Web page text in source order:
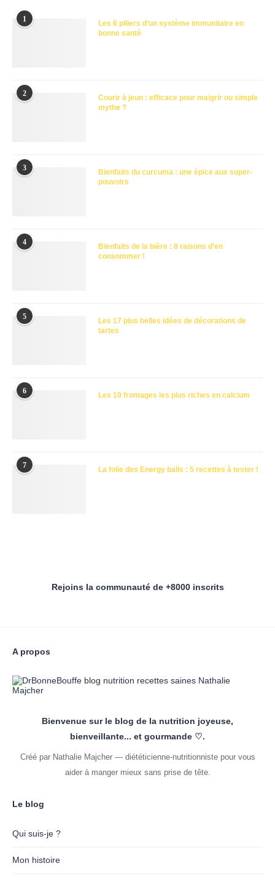
1
Les 6 piliers d’un système immunitaire en
bonne santé
2
Courir à jeun : efficace pour maigrir ou simple
mythe ?
3
Bienfaits du curcuma : une épice aux super-
pouvoirs
4
Bienfaits de la bière : 8 raisons d’en
consommer !
5
Les 17 plus belles idées de décorations de
tartes
6 Les 10 fromages les plus riches en calcium
7 La folie des Energy balls : 5 recettes à tester !
Rejoins la communauté de +8000 inscrits
A propos
Bienvenue sur le blog de la nutrition joyeuse,
bienveillante... et gourmande ♡.
Créé par Nathalie Majcher — diététicienne-nutritionniste pour vous
aider à manger mieux sans prise de tête.
Le blog
Qui suis-je ?
Mon histoire